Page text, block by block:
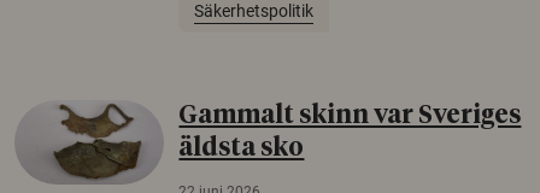
Säkerhetspolitik
Gammalt skinn var Sveriges
äldsta sko